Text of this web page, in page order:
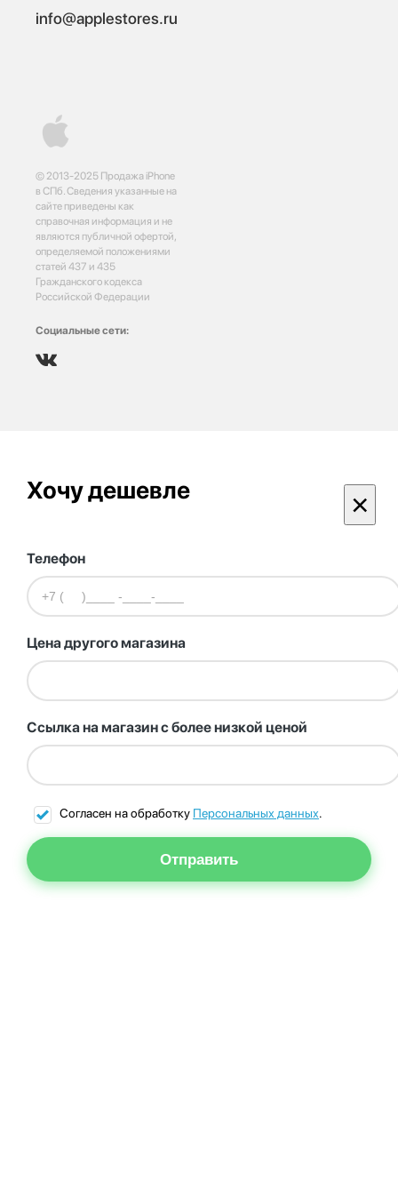
© 2013-2025 Продажа iPhone
в СПб. Сведения указанные на
сайте приведены как
справочная информация и не
являются публичной офертой,
определяемой положениями
статей 437 и 435
Гражданского кодекса
Российской Федерации
Социальные сети:
info@applestores.ru
Хочу дешевле ×
Телефон
Цена другого магазина
Ссылка на магазин с более низкой ценой
Согласен на обработку Персональных данных.
Отправить